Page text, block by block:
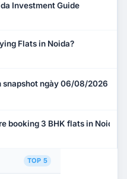
Investment Guide
Flats in Noida?
snapshot ngày 06/08/2026
booking 3 BHK flats in Noida?
TOP 5